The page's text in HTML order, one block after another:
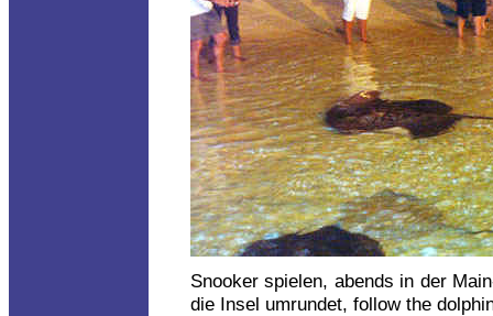
Snooker spielen, abends in der
die Insel umrundet, follow the